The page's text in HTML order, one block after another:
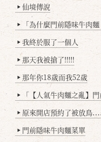
▶ 仙境傳說
▶ 「為什麼門前隱味牛肉麵，讓
▶ 我終於服了一個人
▶ 那天我被搶了!!!!!
▶ 那年你18歲而我52歲
▶ 「【人氣牛肉麵之亂】門前
▶ 原來開店預約了被放鳥
▶ 門前隱味牛肉麵菜單